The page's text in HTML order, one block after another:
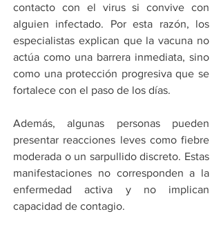
contacto con el virus si convive con
alguien infectado. Por esta razón, los
especialistas explican que la vacuna no
actúa como una barrera inmediata, sino
como una protección progresiva que se
fortalece con el paso de los días.
Además, algunas personas pueden
presentar reacciones leves como fiebre
moderada o un sarpullido discreto. Estas
manifestaciones no corresponden a la
enfermedad activa y no implican
capacidad de contagio.